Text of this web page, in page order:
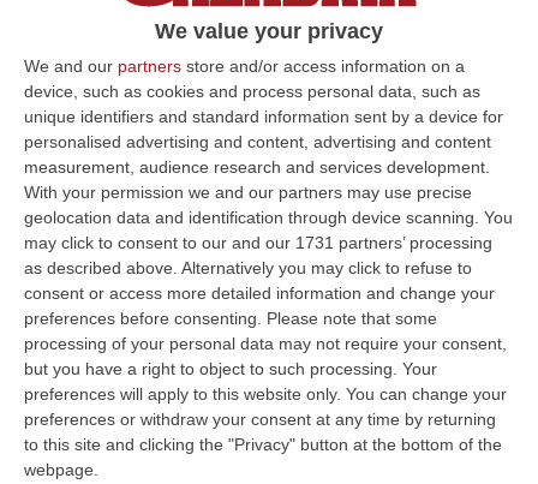
We value your privacy
We and our partners store and/or access information on a
device, such as cookies and process personal data, such as
unique identifiers and standard information sent by a device for
personalised advertising and content, advertising and content
measurement, audience research and services development.
With your permission we and our partners may use precise
geolocation data and identification through device scanning. You
may click to consent to our and our 1731 partners’ processing
as described above. Alternatively you may click to refuse to
consent or access more detailed information and change your
preferences before consenting. Please note that some
processing of your personal data may not require your consent,
but you have a right to object to such processing. Your
preferences will apply to this website only. You can change your
preferences or withdraw your consent at any time by returning
to this site and clicking the "Privacy" button at the bottom of the
webpage.
straordinario evento identitario, promosso
nelle scorse settimane da Dolce e Gabbana e
realizzato ancora una volta grazie alla
ribadita strategia di comunicazione e
sviluppo turistico della vicina regione Puglia,
da cui prendere esempio. Ne è convinto
Giovanni Filareti, inventore ed animatore de
A’Cantina, l’esperimento imprenditoriale e
identitario che da oltre dieci anni rappresenta
un faro di allegria, di provocazioni, di
militanza e di prospettiva nel cuore della
cittadella fortificata bizantina tra i marcatori
identitari della Calabria straordinaria. Si